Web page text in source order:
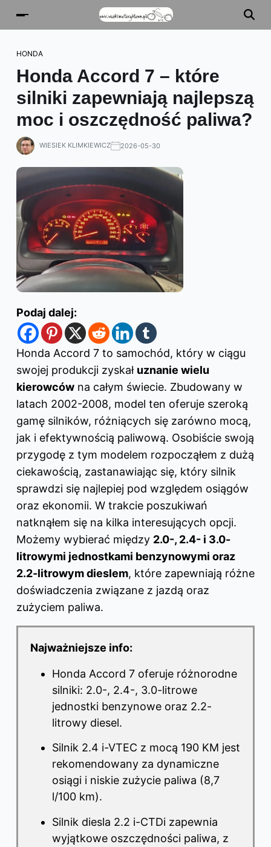
HONDA
Honda Accord 7 – które
silniki zapewniają najlepszą
moc i oszczędność paliwa?
WIESIEK KLIMKIEWICZ 2026-05-30
Podaj dalej:
Honda Accord 7 to samochód, który w ciągu
swojej produkcji zyskał uznanie wielu
kierowców na całym świecie. Zbudowany w
latach 2002-2008, model ten oferuje szeroką
gamę silników, różniących się zarówno mocą,
jak i efektywnością paliwową. Osobiście swoją
przygodę z tym modelem rozpocząłem z dużą
ciekawością, zastanawiając się, który silnik
sprawdzi się najlepiej pod względem osiągów
oraz ekonomii. W trakcie poszukiwań
natknąłem się na kilka interesujących opcji.
Możemy wybierać między 2.0-, 2.4- i 3.0-
litrowymi jednostkami benzynowymi oraz
2.2-litrowym dieslem, które zapewniają różne
doświadczenia związane z jazdą oraz
zużyciem paliwa.
Najważniejsze info:
Honda Accord 7 oferuje różnorodne
silniki: 2.0-, 2.4-, 3.0-litrowe
jednostki benzynowe oraz 2.2-
litrowy diesel.
Silnik 2.4 i-VTEC z mocą 190 KM jest
rekomendowany za dynamiczne
osiągi i niskie zużycie paliwa (8,7
l/100 km).
Silnik diesla 2.2 i-CTDi zapewnia
wyjątkowe oszczędności paliwa, z